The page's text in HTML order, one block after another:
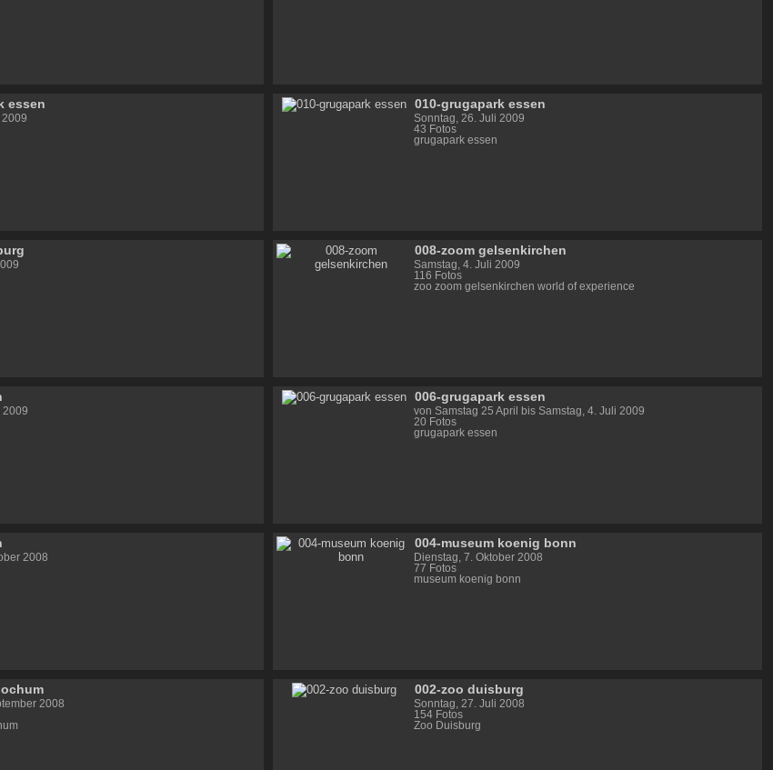
essen
2009
010-grugapark essen
Sonntag, 26. Juli 2009
43 Fotos
grugapark essen
008-zoom gelsenkirchen
Samstag, 4. Juli 2009
116 Fotos
zoo zoom gelsenkirchen world of experience
2009
006-grugapark essen
von Samstag 25 April bis Samstag, 4. Juli 2009
20 Fotos
grugapark essen
2008
004-museum koenig bonn
Dienstag, 7. Oktober 2008
77 Fotos
museum koenig bonn
2008
002-zoo duisburg
Sonntag, 27. Juli 2008
154 Fotos
Zoo Duisburg